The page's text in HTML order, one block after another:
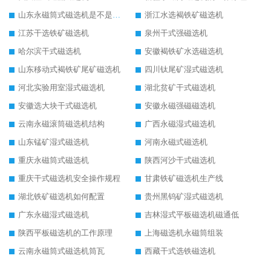
山东永磁筒式磁选机是不是强磁
浙江水选褐铁矿磁选机
江苏干选铁矿磁选机
泉州干式强磁选机
哈尔滨干式磁选机
安徽褐铁矿水选磁选机
山东移动式褐铁矿尾矿磁选机
四川钛尾矿湿式磁选机
河北实验用室湿式磁选机
湖北贫矿干式磁选机
安徽选大块干式磁选机
安徽永磁强磁磁选机
云南永磁滚筒磁选机结构
广西永磁湿式磁选机
山东锰矿湿式磁选机
河南永磁式磁选机
重庆永磁筒式磁选机
陕西河沙干式磁选机
重庆干式磁选机安全操作规程
甘肃铁矿磁选机生产线
湖北铁矿磁选机如何配置
贵州黑钨矿湿式磁选机
广东永磁湿式磁选机
吉林湿式平板磁选机磁通低
陕西平板磁选机的工作原理
上海磁选机永磁筒组装
云南永磁筒式磁选机筒瓦
西藏干式选铁磁选机